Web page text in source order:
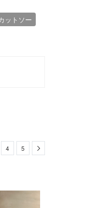
ットソー
4 5 Next